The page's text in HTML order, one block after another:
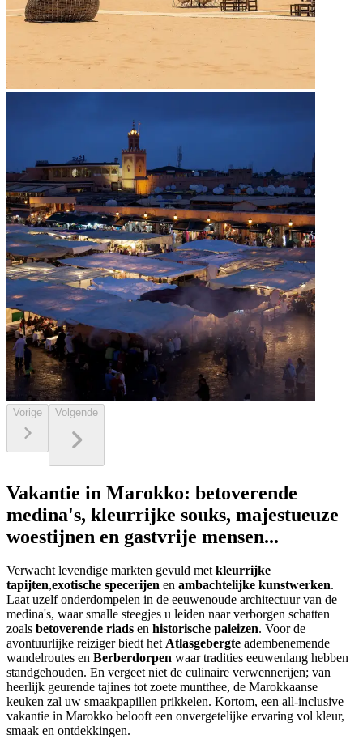
Vorige Volgende
Vakantie in Marokko: betoverende
medina's, kleurrijke souks, majestueuze
woestijnen en gastvrije mensen...
Verwacht levendige markten gevuld metkleurrijke
tapijten,exotische specerijen en ambachtelijke kunstwerken.
Laat uzelf onderdompelen in de eeuwenoude architectuur van de
medina's, waar smalle steegjes u leiden naar verborgen schatten
zoals betoverende riads en historische paleizen. Voor de
avontuurlijke reiziger biedt hetAtlasgebergte adembenemende
wandelroutes en Berberdorpen waar tradities eeuwenlang hebben
standgehouden. En vergeet niet de culinaire verwennerijen; van
heerlijk geurende tajines tot zoete muntthee, de Marokkaanse
keuken zal uw smaakpapillen prikkelen. Kortom, een all-inclusive
vakantie in Marokko belooft een onvergetelijke ervaring vol kleur,
smaak en ontdekkingen.